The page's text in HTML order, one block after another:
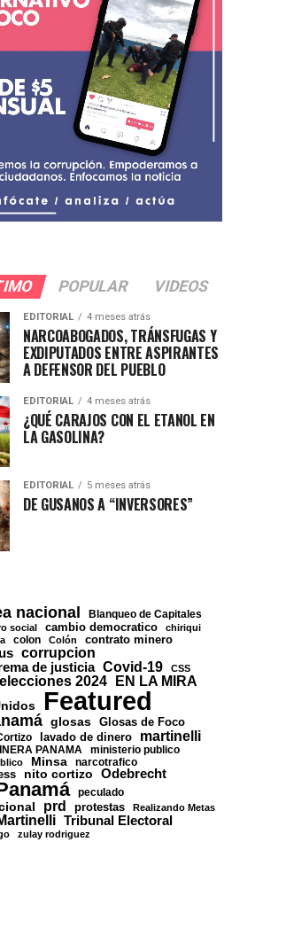
POPULAR VIDEOS
EDITORIAL 4 meses atrás
NARCOABOGADOS, TRÁNSFUGAS Y
EXDIPUTADOS ENTRE ASPIRANTES
A DEFENSOR DEL PUEBLO
EDITORIAL 4 meses atrás
¿QUÉ CARAJOS CON EL ETANOL EN
LA GASOLINA?
EDITORIAL 5 meses atrás
DE GUSANOS A “INVERSORES”
nacional Blanqueo de Capitales
social cambio democratico
chiriqui
colon Colón contrato minero
corrupcion
de justicia Covid-19 CSS
elecciones 2024 EN LA MIRA
Featured
glosas Glosas de Foco
lavado de dinero martinelli
PANAMA ministerio publico
Minsa
narcotrafico
nito cortizo Odebrecht
peculado
prd protestas Realizando Metas
Tribunal Electoral
zulay rodriguez